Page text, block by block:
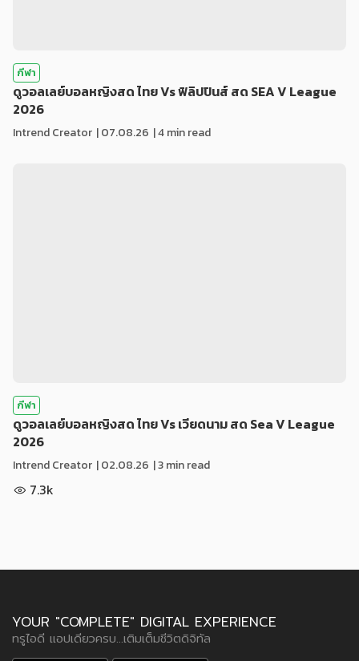
กีฬา
ดูวอลเลย์บอลหญิงสด ไทย Vs ฟิลิปปินส์ สด SEA V League
2026
Intrend Creator |07.08.26 | 4 min read
กีฬา
ดูวอลเลย์บอลหญิงสด ไทย Vs เวียดนาม สด Sea V League
2026
Intrend Creator |02.08.26 | 3 min read
7.3k
YOUR "COMPLETE" DIGITAL EXPERIENCE
ทรูไอดี แอปเดียวครบ...เติมเต็มชีวิตดิจิทัล